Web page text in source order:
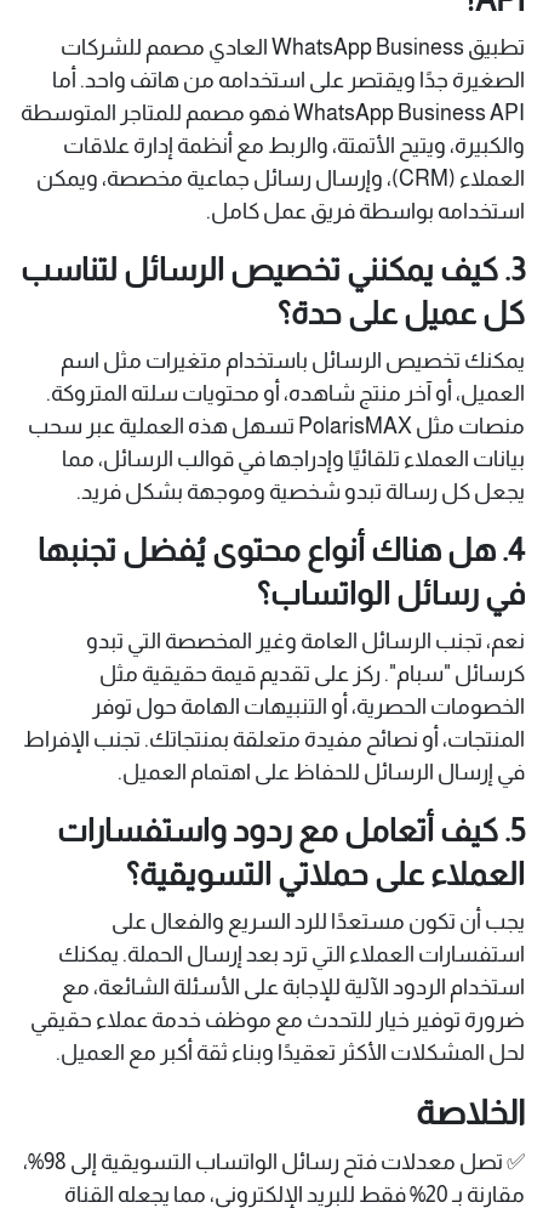
تطبيق WhatsApp Business العادي مصمم للشركات
الصغيرة جدًا ويقتصر على استخدامه من هاتف واحد. أما
WhatsApp Business API فهو مصمم للمتاجر المتوسطة
والكبيرة، ويتيح الأتمتة، والربط مع أنظمة إدارة علاقات
العملاء (CRM)، وإرسال رسائل جماعية مخصصة، ويمكن
استخدامه بواسطة فريق عمل كامل.
3. كيف يمكنني تخصيص الرسائل لتناسب
كل عميل على حدة؟
يمكنك تخصيص الرسائل باستخدام متغيرات مثل اسم
العميل، أو آخر منتج شاهده، أو محتويات سلته المتروكة.
منصات مثل PolarisMAX تسهل هذه العملية عبر سحب
بيانات العملاء تلقائيًا وإدراجها في قوالب الرسائل، مما
يجعل كل رسالة تبدو شخصية وموجهة بشكل فريد.
4. هل هناك أنواع محتوى يُفضل تجنبها
في رسائل الواتساب؟
نعم، تجنب الرسائل العامة وغير المخصصة التي تبدو
كرسائل "سبام". ركز على تقديم قيمة حقيقية مثل
الخصومات الحصرية، أو التنبيهات الهامة حول توفر
المنتجات، أو نصائح مفيدة متعلقة بمنتجاتك. تجنب الإفراط
في إرسال الرسائل للحفاظ على اهتمام العميل.
5. كيف أتعامل مع ردود واستفسارات
العملاء على حملاتي التسويقية؟
يجب أن تكون مستعدًا للرد السريع والفعال على
استفسارات العملاء التي ترد بعد إرسال الحملة. يمكنك
استخدام الردود الآلية للإجابة على الأسئلة الشائعة، مع
ضرورة توفير خيار للتحدث مع موظف خدمة عملاء حقيقي
لحل المشكلات الأكثر تعقيدًا وبناء ثقة أكبر مع العميل.
الخلاصة
✅ تصل معدلات فتح رسائل الواتساب التسويقية إلى 98%،
مقارنة بـ 20% فقط للبريد الإلكتروني، مما يجعله القناة